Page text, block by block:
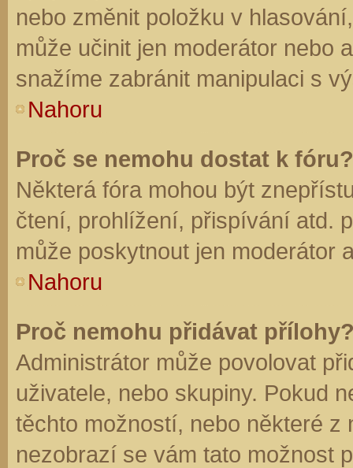
nebo změnit položku v
může učinit jen moderátor nebo
snažíme zabránit manipulaci s
Nahoru
Proč se nemohu dostat k fóru?
Některá fóra mohou být
čtení, prohlížení, přispívání atd.
může poskytnout jen moderátor
Nahoru
Proč nemohu přidávat
Administrátor může povolovat
uživatele, nebo skupiny. Pokud
těchto možností, nebo některé z
nezobrazí se vám tato možnost